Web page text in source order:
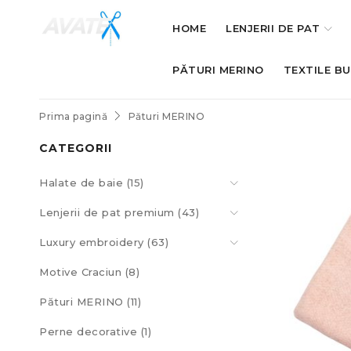
HOME LENJERII DE PAT
PĂTURI MERINO TEXTILE
Prima pagină Pături MERINO
CATEGORII
Halate de baie (15)
Lenjerii de pat premium (43)
Luxury embroidery (63)
Motive Craciun (8)
Pături MERINO (11)
Perne decorative (1)